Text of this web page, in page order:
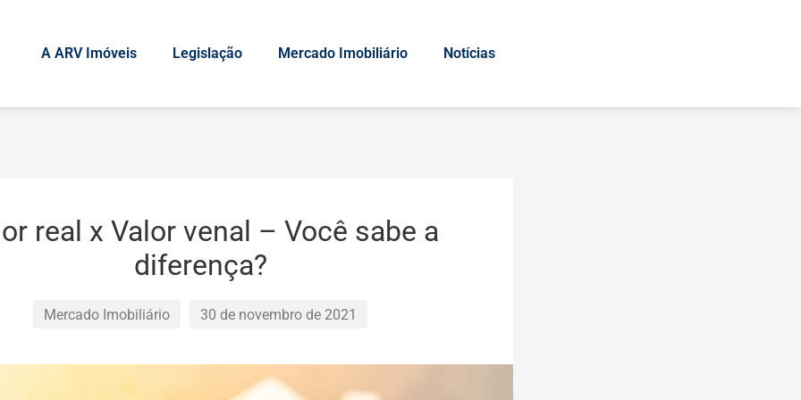
A ARV Imóveis Legislação Mercado Imobiliário Notícias
real x Valor venal – Você sabe a
diferença?
Mercado Imobiliário 30 de novembro de 2021